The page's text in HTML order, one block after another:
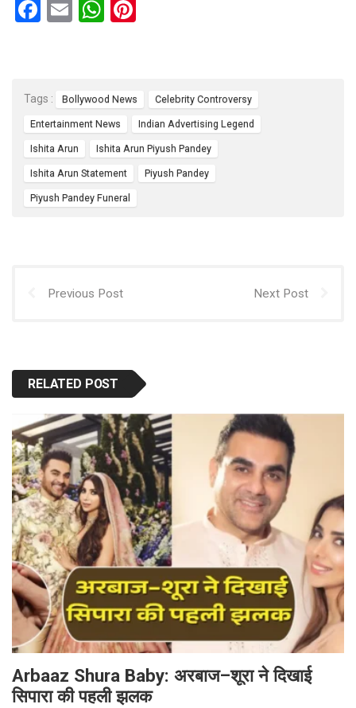
F
o
o
k
E
W
A
p
p
t
Tags : Bollywood News Celebrity Controversy
Entertainment News Indian Advertising Legend
Ishita Arun Ishita Arun Piyush Pandey
Ishita Arun Statement Piyush Pandey
Piyush Pandey Funeral
Previous Post Next Post
RELATED POST
Arbaaz Shura Baby: अरबाज–शूरा ने दिखाई
सिपारा की पहली झलक